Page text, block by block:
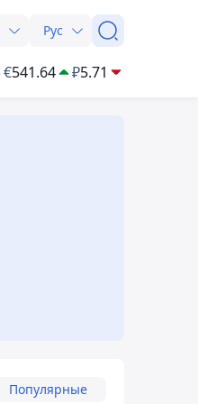
Рус
€541.64 ₽5.71
Популярные